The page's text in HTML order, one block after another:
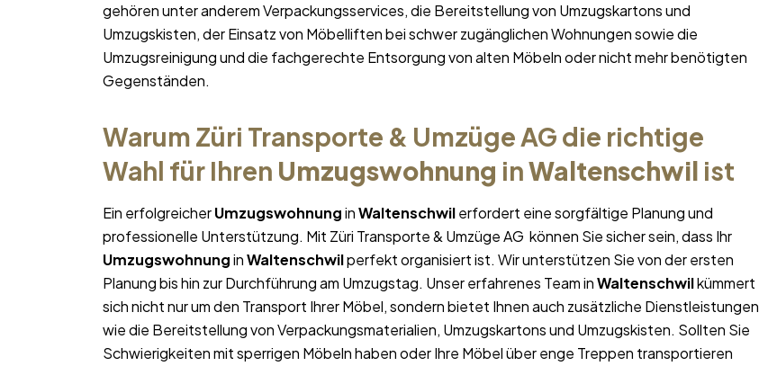
gehören unter anderem Verpackungsservices, die Bereitstellung von Umzugskartons und
Umzugskisten, der Einsatz von Möbelliften bei schwer zugänglichen Wohnungen sowie die
Umzugsreinigung und die fachgerechte Entsorgung von alten Möbeln oder nicht mehr benötigten
Gegenständen.
Warum Züri Transporte & Umzüge AG die richtige
Wahl für Ihren Umzugswohnung inWaltenschwil ist
Ein erfolgreicherUmzugswohnunginWaltenschwilerfordert eine sorgfältige Planung und
professionelle Unterstützung. Mit Züri Transporte & Umzüge AG können Sie sicher sein, dass Ihr
UmzugswohnunginWaltenschwilperfekt organisiert ist. Wir unterstützen Sie von der ersten
Planung bis hin zur Durchführung am Umzugstag. Unser erfahrenes Team inWaltenschwilkümmert
sich nicht nur um den Transport Ihrer Möbel, sondern bietet Ihnen auch zusätzliche Dienstleistungen
wie die Bereitstellung von Verpackungsmaterialien, Umzugskartons und Umzugskisten. Sollten Sie
Schwierigkeiten mit sperrigen Möbeln haben oder Ihre Möbel über enge Treppen transportieren